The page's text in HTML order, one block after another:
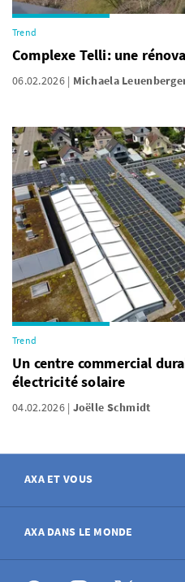
Trend
Complexe Telli: une
06.02.2026 Michaela
Trend
Un centre commercial
électricité solaire
04.02.2026 Joëlle Schmidt
AXA ET VOUS
Contact
Déclarer sinistre
AXA DANS LE MONDE